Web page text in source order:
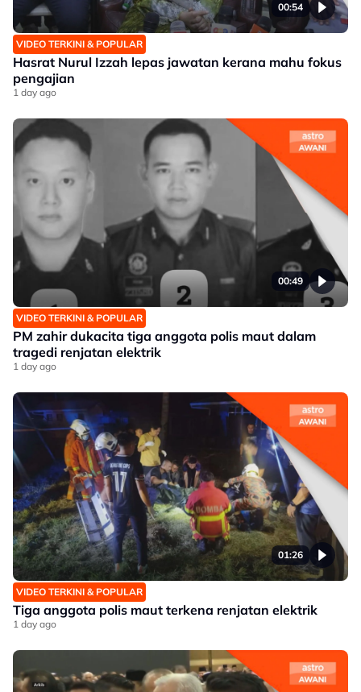
00:54
VIDEO TERKINI & POPULAR
Hasrat Nurul Izzah lepas jawatan kerana mahu fokus
pengajian
1 day ago
00:49
VIDEO TERKINI & POPULAR
PM zahir dukacita tiga anggota polis maut dalam
tragedi renjatan elektrik
1 day ago
01:26
VIDEO TERKINI & POPULAR
Tiga anggota polis maut terkena renjatan elektrik
1 day ago